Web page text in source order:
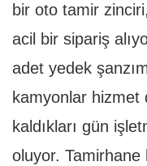
bir oto tamir
acil bir sipariş
adet yedek
kamyonlar hizmet
kaldıkları gün
oluyor.